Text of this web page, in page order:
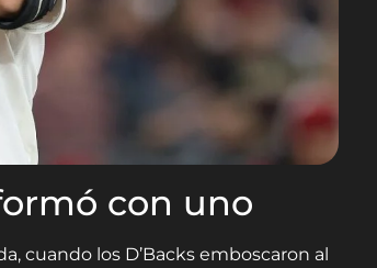
con uno
cuando los D’Backs emboscaron al